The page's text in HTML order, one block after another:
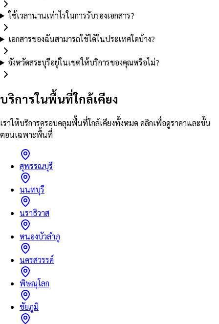
ใช้เวลานานเท่าไรในการรับรองเอกสาร?
เอกสารของฉันสามารถใช้ได้ในประเทศใดบ้าง?
จังหวัดสระบุรีอยู่ในเขตให้บริการของคุณหรือไม่?
บริการในพื้นที่ใกล้เคียง
เราให้บริการครอบคลุมพื้นที่ใกล้เคียงทั้งหมด คลิกเพื่อดูราคาและขั้น
ตอนเฉพาะพื้นที่
สุพรรณบุรี
นนทบุรี
นราธิวาส
หนองบัวลำภู
นครสวรรค์
พิษณุโลก
ชัยภูมิ